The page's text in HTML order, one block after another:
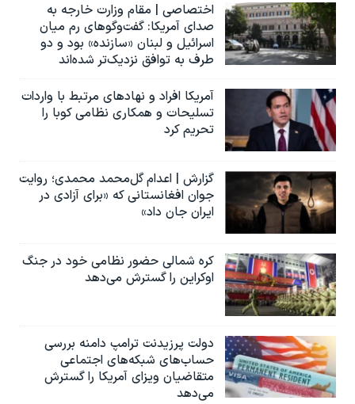
اختصاصی | مقام وزارت خارجه به
صدای آمریکا: گفت‌وگوهای رم میان
اسرائیل و لبنان «سازنده» بود و دو
طرف به توافق نزدیک‌تر شده‌اند
آمریکا افراد و نهادهای مرتبط با واردات
تسلیحات و همکاری نظامی کوبا را
تحریم کرد
گزارش | اعدام گل‌محمد محمدی؛ روایت
جوان افغانستانی که «برای آزادی در
ایران جان داد»
کره شمالی حضور نظامی خود در جنگ
اوکراین را گسترش می‌دهد
دولت پرزیدنت ترامپ دامنه بررسی
حساب‌های شبکه‌های اجتماعی
متقاضیان ویزای آمریکا را گسترش
می‌دهد